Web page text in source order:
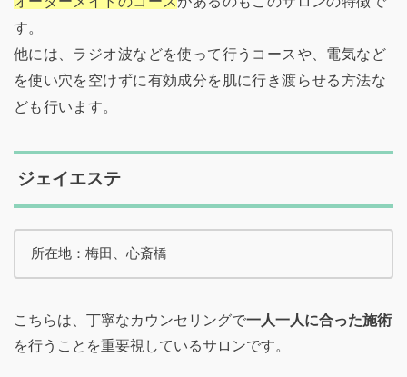
す。
他には、ラジオ波などを使って行うコースや、電気など
を使い穴を空けずに有効成分を肌に行き渡らせる方法な
ども行います。
ジェイエステ
所在地：梅田、心斎橋
こちらは、丁寧なカウンセリングで一人一人に合った施術
を行うことを重要視しているサロンです。